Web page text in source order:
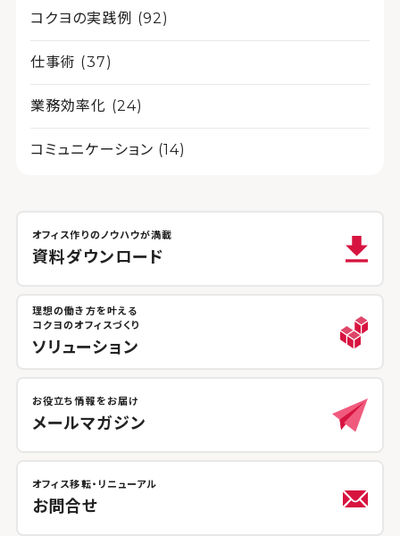
コクヨの実践例 (92)
仕事術 (37)
業務効率化 (24)
コミュニケーション (14)
オフィス作りのノウハウが満載
資料ダウンロード
理想の働き方を叶える
コクヨのオフィスづくり
ソリューション
お役立ち情報をお届け
メールマガジン
オフィス移転・リニューアル
お問合せ